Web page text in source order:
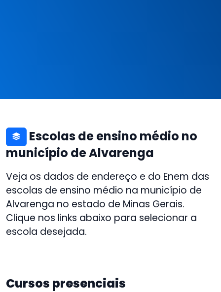
Escolas de ensino médio no
município de Alvarenga
Veja os dados de endereço e do Enem das
escolas de ensino médio na município de
Alvarenga no estado de Minas Gerais.
Clique nos links abaixo para selecionar a
escola desejada.
Cursos presenciais